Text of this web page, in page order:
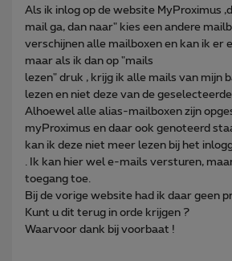
Als ik inlog op de website MyProximus
mail ga, dan naar" kies een andere
verschijnen alle mailboxen en kan ik er
maar als ik dan op "mails
lezen" druk , krijg ik alle mails van mijn
lezen en niet deze van de
Alhoewel alle alias-mailboxen zijn
myProximus en daar ook genoteerd
kan ik deze niet meer lezen bij het
. Ik kan hier wel e-mails versturen,
toegang toe.
Bij de vorige website had ik daar geen
Kunt u dit terug in orde krijgen ?
Waarvoor dank bij voorbaat !